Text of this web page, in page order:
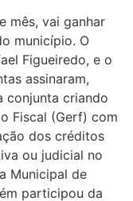
mês, vai ganhar
município. O
Figueiredo, e o
assinaram,
conjunta criando
Fiscal (Gerf) com
dos créditos
ou judicial no
Municipal de
participou da